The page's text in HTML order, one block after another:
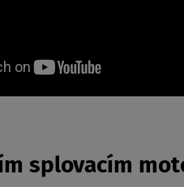
splovacím